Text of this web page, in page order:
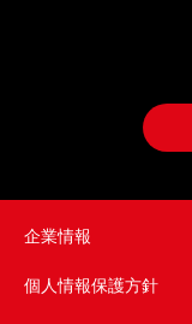
企業情報
個人情報保護方針